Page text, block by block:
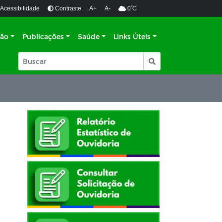
Acessibilidade Contraste A+ A- 0ºC
Publicações Saúde Links Úteis